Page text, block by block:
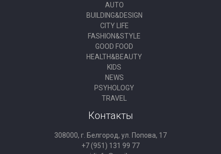
AUTO
BUILDING&DESIGN
CITY LIFE
FASHION&STYLE
GOOD FOOD
HEALTH&BEAUTY
KIDS
NEWS
PSYHOLOGY
TRAVEL
Контакты
308000, г. Белгород, ул. Попова, 17
+7 (951) 131 99 77